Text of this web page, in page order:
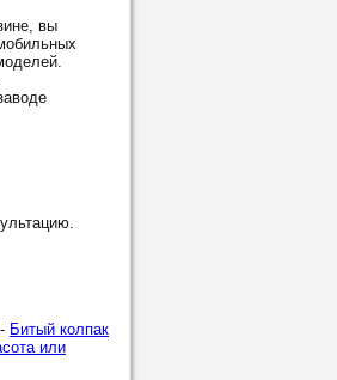
вы
- Битый колпак
или